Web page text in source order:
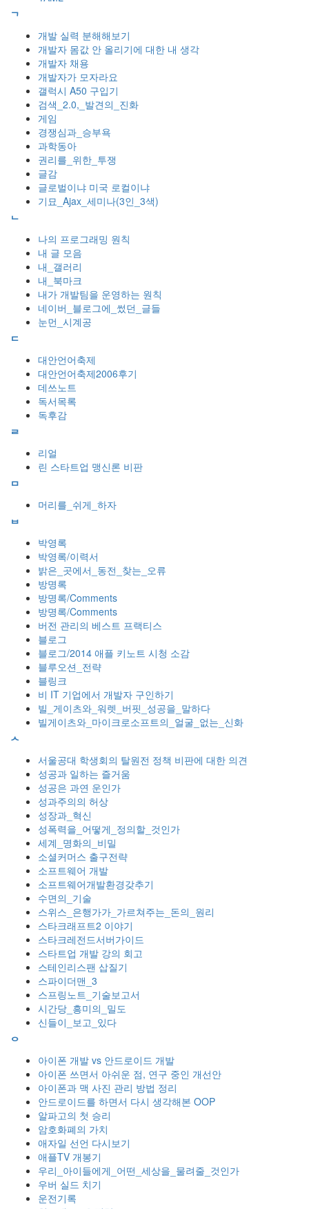
ᄀ
개발 실력 분해해보기
개발자 몸값 안 올리기에 대한 내 생각
개발자 채용
개발자가 모자라요
갤럭시 A50 구입기
검색_2.0,_발견의_진화
게임
경쟁심과_승부욕
과학동아
권리를_위한_투쟁
글감
글로벌이냐 미국 로컬이냐
기묘_Ajax_세미나(3인_3색)
ᄂ
나의 프로그래밍 원칙
내 글 모음
내_갤러리
내_북마크
내가 개발팀을 운영하는 원칙
네이버_블로그에_썼던_글들
눈먼_시계공
ᄃ
대안언어축제
대안언어축제2006후기
데쓰노트
독서목록
독후감
ᄅ
리얼
린 스타트업 맹신론 비판
ᄆ
머리를_쉬게_하자
ᄇ
박영록
박영록/이력서
밝은_곳에서_동전_찾는_오류
방명록
방명록/Comments
방명록/Comments
버전 관리의 베스트 프랙티스
블로그
블로그/2014 애플 키노트 시청 소감
블루오션_전략
블링크
비 IT 기업에서 개발자 구인하기
빌_게이츠와_워렛_버핏_성공을_말하다
빌게이츠와_마이크로소프트의_얼굴_없는_신화
ᄉ
서울공대 학생회의 탈원전 정책 비판에 대한 의견
성공과 일하는 즐거움
성공은 과연 운인가
성과주의의 허상
성장과_혁신
성폭력을_어떻게_정의할_것인가
세계_명화의_비밀
소셜커머스 출구전략
소프트웨어 개발
소프트웨어개발환경갖추기
수면의_기술
스위스_은행가가_가르쳐주는_돈의_원리
스타크래프트2 이야기
스타크레전드서버가이드
스타트업 개발 강의 회고
스테인리스팬 삽질기
스파이더맨_3
스프링노트_기술보고서
시간당_흥미의_밀도
신들이_보고_있다
ᄋ
아이폰 개발 vs 안드로이드 개발
아이폰 쓰면서 아쉬운 점, 연구 중인 개선안
아이폰과 맥 사진 관리 방법 정리
안드로이드를 하면서 다시 생각해본 OOP
알파고의 첫 승리
암호화폐의 가치
애자일 선언 다시보기
애플TV 개봉기
우리_아이들에게_어떤_세상을_물려줄_것인가
우버 실드 치기
운전기록